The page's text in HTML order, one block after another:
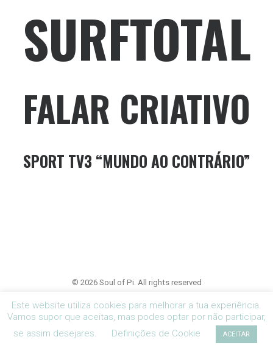
SURFTOTAL
FALAR CRIATIVO
SPORT TV3 “MUNDO AO CONTRÁRIO”
© 2026 Soul of Pi. All rights reserved
Este website utiliza cookies para melhorar a tua experiência.
Vamos supor que aceitas, mas podes optar por não participar,
se assim desejares.
Definições de Cookie ACEITAR